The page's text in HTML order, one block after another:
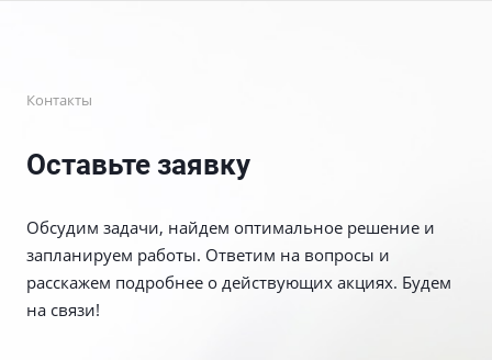
Контакты
Оставьте заявку
Обсудим задачи, найдем оптимальное решение и
запланируем работы. Ответим на вопросы и
расскажем подробнее о действующих акциях. Будем
на связи!